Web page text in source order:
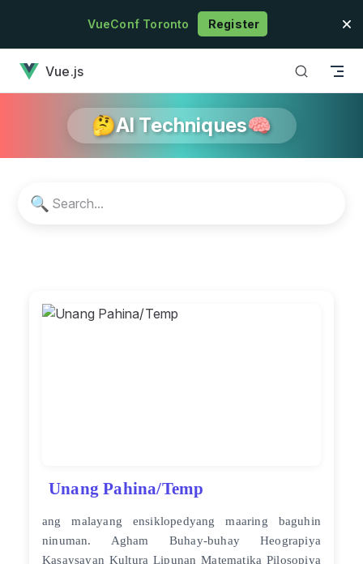
Skip to contentVueConf Toronto Register
Vue.js
🤔AI Techniques🧠
🔍
Unang Pahina/Temp
ang malayang ensiklopedyang maaring baguhin
ninuman. Agham Buhay-buhay Heograpiya
Kasaysayan Kultura Lipunan Matematika Pilosopiya